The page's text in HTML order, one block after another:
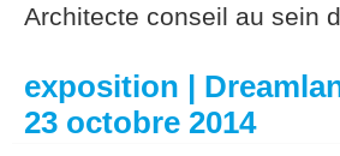
Architecte conseil au sein
exposition |
23 octobre 2014